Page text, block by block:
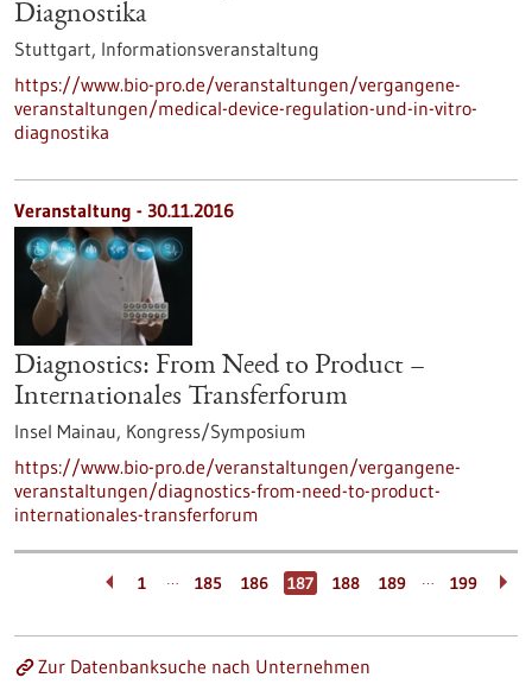
Diagnostika
Stuttgart, Informationsveranstaltung
https://www.bio-pro.de/veranstaltungen/vergangene-
veranstaltungen/medical-device-regulation-und-in-vitro-
diagnostika
Veranstaltung - 30.11.2016
Diagnostics: From Need to Product –
Internationales Transferforum
Insel Mainau, Kongress/Symposium
https://www.bio-pro.de/veranstaltungen/vergangene-
veranstaltungen/diagnostics-from-need-to-product-
internationales-transferforum
1 … 185 186 187 188 189 … 199
Zur Datenbanksuche nach Unternehmen